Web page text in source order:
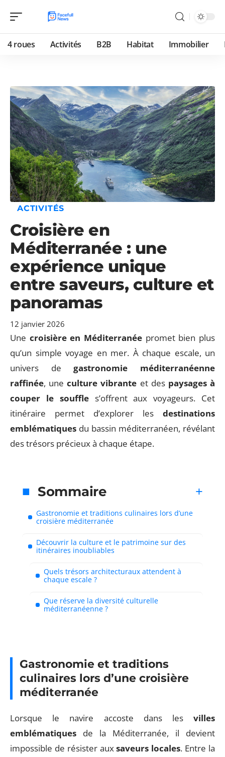
4 roues Activités B2B Habitat Immobilier
ACTIVITÉS
Croisière en
Méditerranée : une
expérience unique
entre saveurs, culture et
panoramas
12 janvier 2026
Une croisière en Méditerranée promet bien plus
qu’un simple voyage en mer. À chaque escale, un
univers degastronomie méditerranéenne
raffinée, uneculture vibrante et des paysages à
couper le souffles’offrent aux voyageurs. Cet
itinéraire permet d’explorer les destinations
emblématiques du bassin méditerranéen, révélant
des trésors précieux à chaque étape.
Sommaire
Gastronomie et traditions culinaires lors d’une
croisière méditerranée
Découvrir la culture et le patrimoine sur des
itinéraires inoubliables
Quels trésors architecturaux attendent à
chaque escale ?
Que réserve la diversité culturelle
méditerranéenne ?
Gastronomie et traditions
culinaires lors d’une croisière
méditerranée
Lorsque le navire accoste dans les villes
emblématiques de la Méditerranée, il devient
impossible de résister auxsaveurs locales. Entre la